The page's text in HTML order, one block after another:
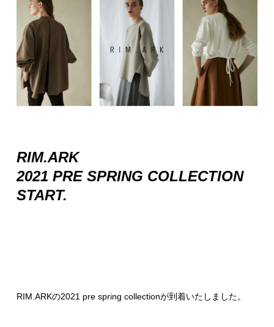
RIM.ARK
2021 PRE SPRING COLLECTION
START.
RIM.ARKの2021 pre spring collectionが到着いたしました。